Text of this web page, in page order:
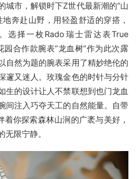
城市，解锁时下Z世代最新潮的“山
奔赴山野，用轻盈舒适的穿搭，
选择一枚Rado瑞士雷达表True
合作款腕表“龙血树”作为此次露
自然为题的腕表采用了精妙绝伦的
邃又迷人。玫瑰金色的时针与分针
生的设计让人不禁联想到也门龙血
间注入巧夺天工的自然能量。自带
着你探索森林山涧的广袤与美好，
限宁静。